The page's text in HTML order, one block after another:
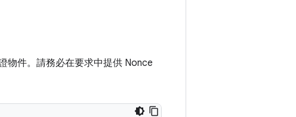
物件。請務必在要求中提供 Nonce